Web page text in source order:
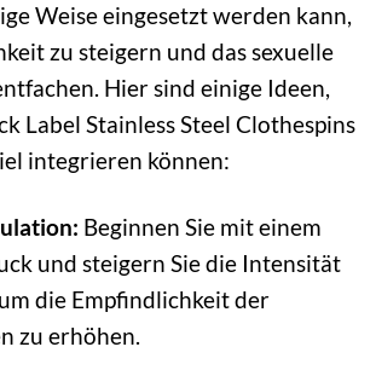
Weise eingesetzt werden kann,
zu steigern und das sexuelle
Hier sind einige Ideen,
Label Stainless Steel Clothespins
integrieren können:
Beginnen Sie mit einem
und steigern Sie die Intensität
die Empfindlichkeit der
zu erhöhen.